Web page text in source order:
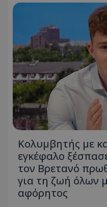
Κολυμβητής με
εγκέφαλο
τον Βρετανό
για τη ζωή όλων
αφόρητος